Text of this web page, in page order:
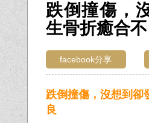
跌倒撞傷，
生骨折癒合
facebook分享
跌倒撞傷，沒想到卻
良